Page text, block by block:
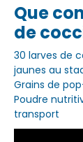
Que
de
30 larves de
jaunes au
Grains de
Poudre
transport